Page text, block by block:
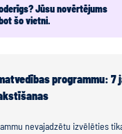
Jūsu novērtējums
šo vietni.
programmu: 7
nevajadzētu izvēlēties